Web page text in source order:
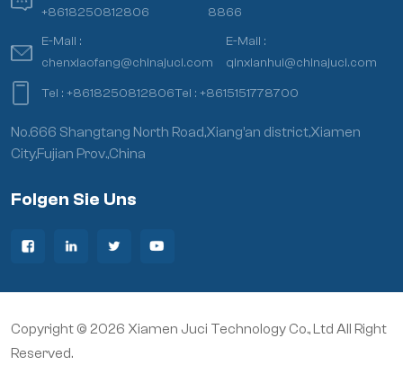
+8618250812806
8866
E-Mail :
chenxiaofang@chinajuci.com
E-Mail :
qinxianhui@chinajuci.com
Tel :+8618250812806Tel :+8615151778700
No.666 Shangtang North Road,Xiang’an district,Xiamen
City,Fujian Prov.,China
Folgen Sie Uns
Copyright © 2026 Xiamen Juci Technology Co., Ltd All Right
Reserved.